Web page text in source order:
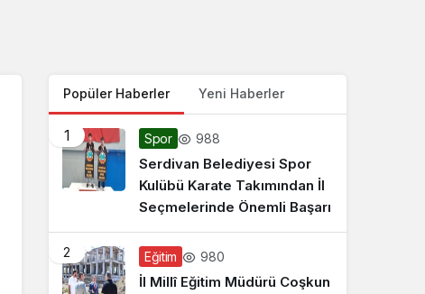
Popüler Haberler Yeni Haberler
1 Spor 988
Serdivan Belediyesi Spor
Kulübü Karate Takımından İl
Seçmelerinde Önemli Başarı
2 Eğitim 980
İl Millî Eğitim Müdürü Coşkun